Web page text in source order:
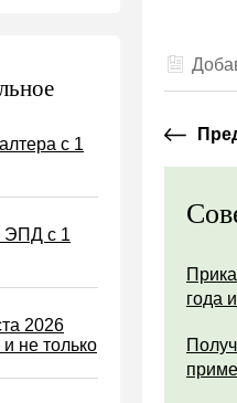
с 1
ЭПД с 1
2026
и не только
года